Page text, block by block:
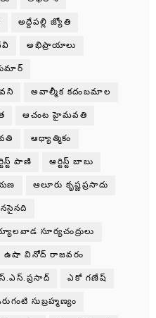
అద్దేపల్లి జ్యోతి
అభిప్రాయాలు
అవాల్మీక కదంబమాల
ఆచంట హైమవతి
ఆధ్యాత్మికం
పాణి ఆర్టిస్ట్ బాబు
ఆలూరు కృష్ణప్రసాదు
సూర్యచంద్రులు
ఉషా వినోద్ రాజవరం
ఎకో గణేష్
సుబ్రహ్మణ్యం